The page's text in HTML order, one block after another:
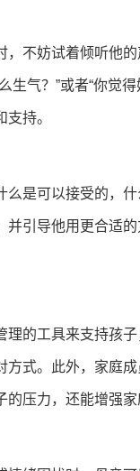
不妨试着倾听他
气？”或者“你觉
持。
是可以接受的，
引导他用更合适
的工具来支持孩
式。此外，家庭
压力，还能增强家